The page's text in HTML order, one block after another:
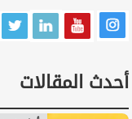
أحدث المقالات